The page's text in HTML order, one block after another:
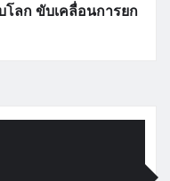
ลก ขับเคลื่อนการยก